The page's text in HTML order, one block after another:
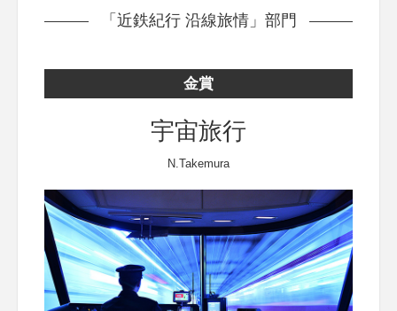
「近鉄紀行 沿線旅情」部門
金賞
宇宙旅行
N.Takemura